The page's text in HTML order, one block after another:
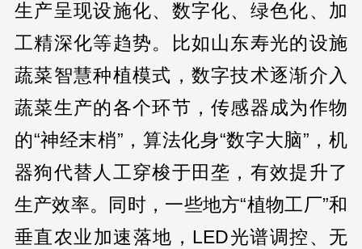
生产呈现设施化、数字化、绿色化、加
工精深化等趋势。比如山东寿光的设施
蔬菜智慧种植模式，数字技术逐渐介入
蔬菜生产的各个环节，传感器成为作物
的“神经末梢”，算法化身“数字大脑”，机
器狗代替人工穿梭于田垄，有效提升了
生产效率。同时，一些地方“植物工厂”和
垂直农业加速落地，LED光谱调控、无